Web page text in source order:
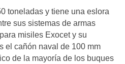
toneladas y tiene una eslora
sus sistemas de armas
misiles Exocet y su
el cañón naval de 100 mm
de la mayoría de los buques